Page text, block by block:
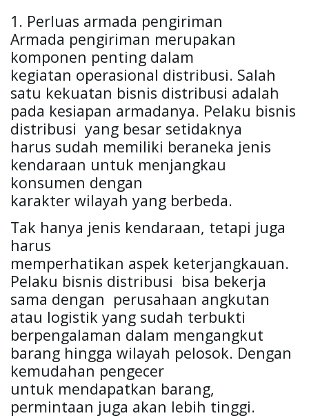
1. Perluas armada pengiriman
Armada pengiriman merupakan
komponen penting dalam
kegiatan operasional distribusi. Salah
satu kekuatan bisnis distribusi adalah
pada kesiapan armadanya. Pelaku bisnis
distribusi  yang besar setidaknya
harus sudah memiliki beraneka jenis
kendaraan untuk menjangkau
konsumen dengan
karakter wilayah yang berbeda.
Tak hanya jenis kendaraan, tetapi juga
harus
memperhatikan aspek keterjangkauan.
Pelaku bisnis distribusi  bisa bekerja
sama dengan  perusahaan angkutan
atau logistik yang sudah terbukti
berpengalaman dalam mengangkut
barang hingga wilayah pelosok. Dengan
kemudahan pengecer
untuk mendapatkan barang,
permintaan juga akan lebih tinggi.